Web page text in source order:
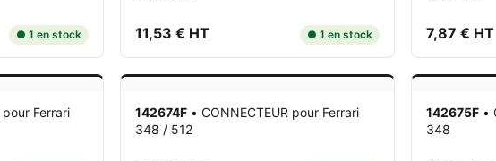
● 1 en stock 11,53 € HT ● 1 en stock 7,87 € HT
pour Ferrari
142674F • CONNECTEUR pour Ferrari
348 / 512
142675F •
348